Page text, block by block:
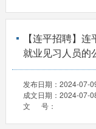
【连平招聘】
就业见习人员的
发布日期： 2024-07-
成文日期： 2024-07-
文 号：